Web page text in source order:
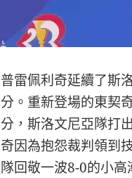
雷佩利奇延續了斯
。重新登場的東契
，斯洛文尼亞隊打
因為抱怨裁判領到
回敬一波8-0的小